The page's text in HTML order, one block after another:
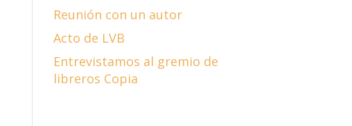
Reunión con un autor
Acto de LVB
Entrevistamos al gremio de
libreros Copia